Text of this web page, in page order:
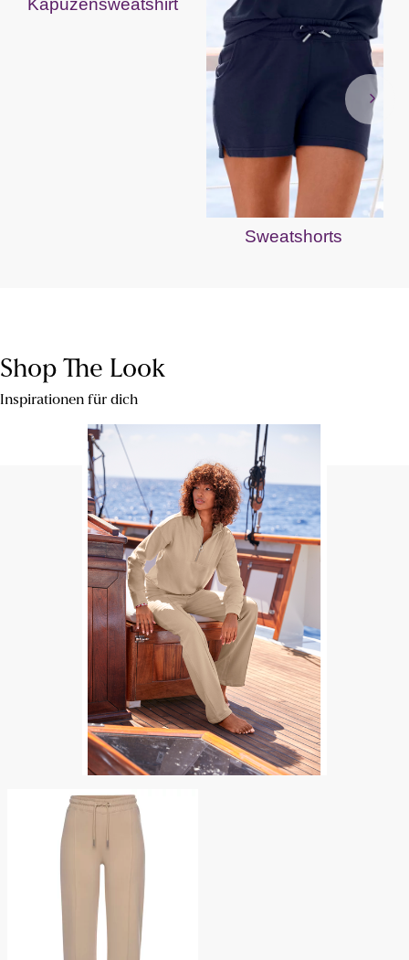
Kapuzensweatshirt
Sweatshorts
Shop The Look
Inspirationen für dich